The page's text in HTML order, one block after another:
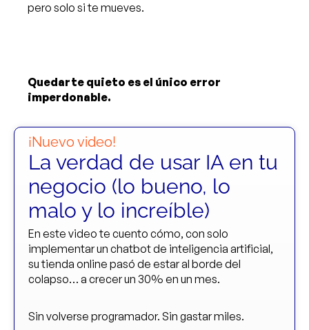
pero solo si te mueves.
Quedarte quieto es el único error
imperdonable.
¡Nuevo video!
La verdad de usar IA en tu
negocio (lo bueno, lo
malo y lo increíble)
En este video te cuento cómo, con solo
implementar un chatbot de inteligencia artificial,
su tienda online pasó de estar al borde del
colapso… a crecer un 30% en un mes.
Sin volverse programador. Sin gastar miles.